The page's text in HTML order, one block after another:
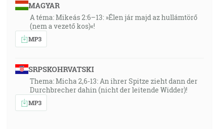
MAGYAR
A téma: Mikeás 2:6–13: »Élen jár majd az hullámtörő
(nem a vezető kos)«!
MP3
SRPSKOHRVATSKI
Thema: Micha 2,6-13: An ihrer Spitze zieht dann der
Durchbrecher dahin (nicht der leitende Widder)!
MP3